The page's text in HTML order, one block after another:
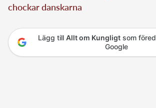
chockar danskarna
Lägg till Allt om Kungligtsom
Google